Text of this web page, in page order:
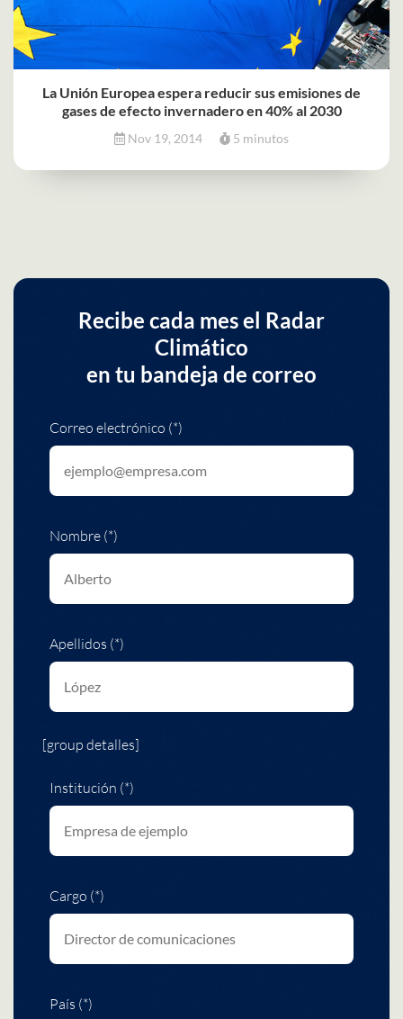
La Unión Europea espera reducir sus emisiones de
gases de efecto invernadero en 40% al 2030
Nov 19, 2014 5 minutos
Recibe cada mes el Radar
Climático
en tu bandeja de correo
Correo electrónico (*)
Nombre (*)
Apellidos (*)
[group detalles]
Institución (*)
Cargo (*)
País (*)